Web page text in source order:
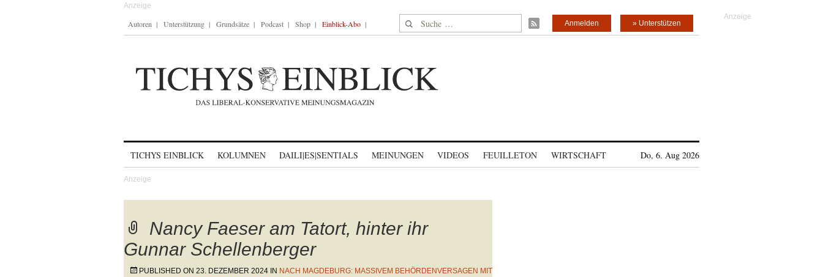
Autoren Unterstützung Grundsätze Podcast Shop Einblick-Abo Suche nach: » Unterstützen
Anmelden
TICHYS EINBLICK KOLUMNEN DAILI|ES|SENTIALS MEINUNGEN VIDEOS FEUILLETON WIRTSCHAFT Do, 6. Aug 2026
Nancy Faeser am Tatort, hinter ihr
Gunnar Schellenberger
PUBLISHED ON 23. DEZEMBER 2024 IN NACH MAGDEBURG: MASSIVEM BEHÖRDENVERSAGEN MIT